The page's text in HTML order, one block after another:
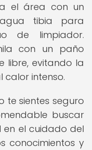
el área con un
tibia para
de limpiador.
con un paño
libre, evitando la
calor intenso.
te sientes seguro
buscar
el cuidado del
conocimientos y